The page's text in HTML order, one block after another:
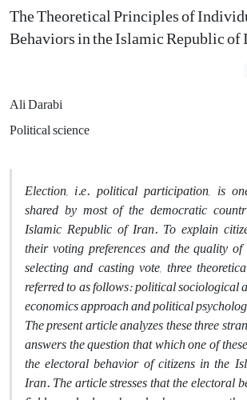
The Theoretical Principles of
Behaviors in the Islamic Republic of
Ali Darabi
Political science
Election, i.e. political participation, is
shared by most of the democratic
Islamic Republic of Iran. To explain
their voting preferences and the quality
selecting and casting vote, three
referred to as follows: political
economics approach and political
The present article analyzes these three
answers the question that which one of
the electoral behavior of citizens in the
Iran. The article stresses that the electoral